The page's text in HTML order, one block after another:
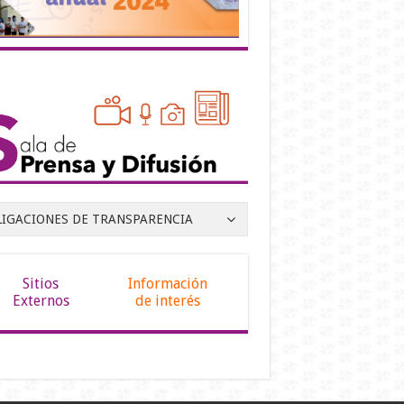
DE TRANSPARENCIA
Sitios
Externos
Información
de interés